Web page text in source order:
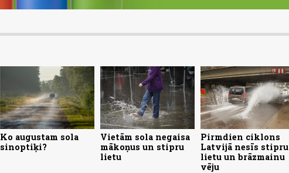
Ko augustam sola
sinoptiķi?
Vietām sola negaisa
mākoņus un stipru
lietu
Pirmdien ciklons
Latvijā nesīs stipru
lietu un brāzmainu
vēju